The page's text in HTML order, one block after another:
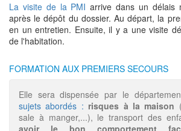
La visite de la PMI arrive dans un délais
après le dépôt du dossier. Au départ, la
en un entretien. Ensuite, il y a une visite
de l'habitation.
FORMATION AUX PREMIERS SECOURS
Elle sera dispensée par le
sujets abordés : risques à la maison
sale à manger,...), le transport des